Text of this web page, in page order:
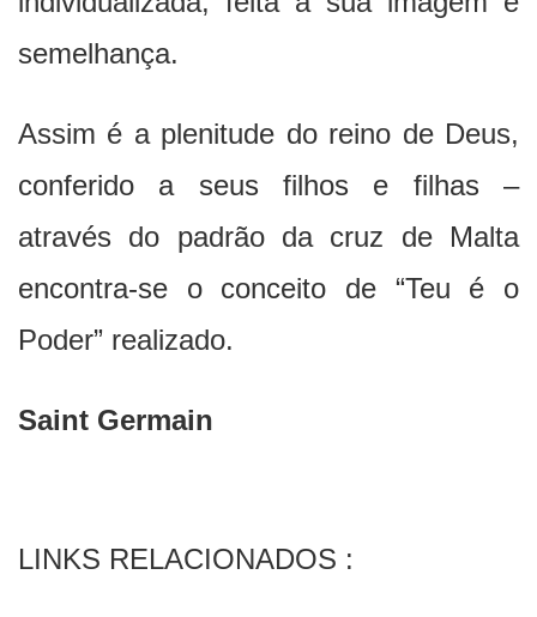
semelhança.
Assim é a plenitude do reino de Deus,
conferido a seus filhos e filhas –
através do padrão da cruz de Malta
encontra-se o conceito de “Teu é o
Poder” realizado.
Saint Germain
LINKS RELACIONADOS :